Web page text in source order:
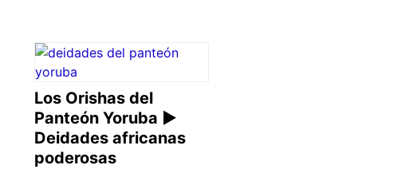
Los Orishas del
Panteón Yoruba ►
Deidades africanas
poderosas